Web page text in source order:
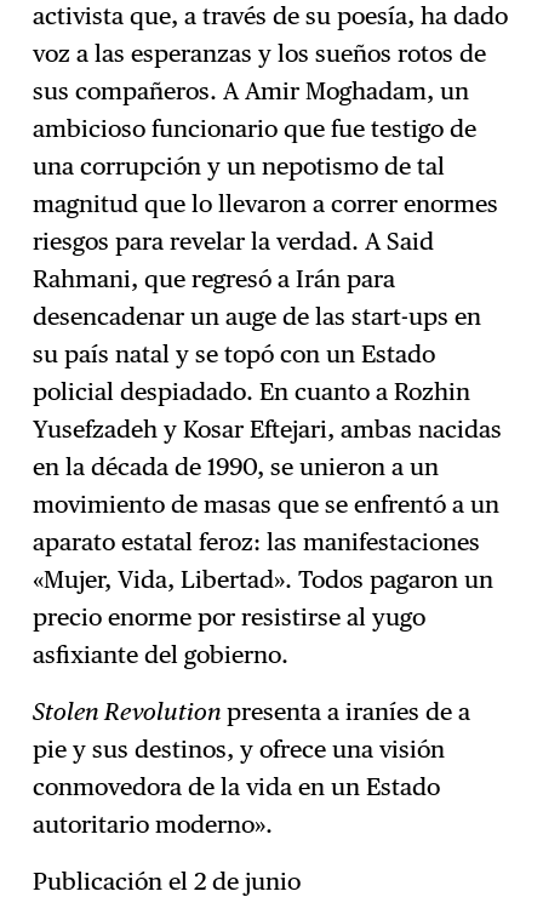
activista que, a través de su poesía, ha dado
voz a las esperanzas y los sueños rotos de
sus compañeros. A Amir Moghadam, un
ambicioso funcionario que fue testigo de
una corrupción y un nepotismo de tal
magnitud que lo llevaron a correr enormes
riesgos para revelar la verdad. A Said
Rahmani, que regresó a Irán para
desencadenar un auge de las start-ups en
su país natal y se topó con un Estado
policial despiadado. En cuanto a Rozhin
Yusefzadeh y Kosar Eftejari, ambas nacidas
en la década de 1990, se unieron a un
movimiento de masas que se enfrentó a un
aparato estatal feroz: las manifestaciones
«Mujer, Vida, Libertad». Todos pagaron un
precio enorme por resistirse al yugo
asfixiante del gobierno.
Stolen Revolutionpresenta a iraníes de a
pie y sus destinos, y ofrece una visión
conmovedora de la vida en un Estado
autoritario moderno».
Publicación el 2 de junio